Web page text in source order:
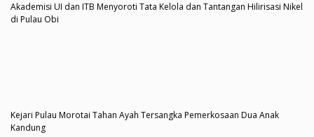
Akademisi UI dan ITB Menyoroti Tata Kelola dan Tantangan Hilirisasi Nikel
di Pulau Obi
Kejari Pulau Morotai Tahan Ayah Tersangka Pemerkosaan Dua Anak
Kandung